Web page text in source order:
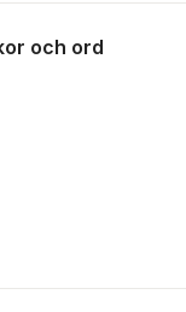
och ord